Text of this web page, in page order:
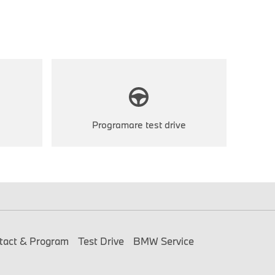
Programare test drive
& Program Test Drive BMW Service